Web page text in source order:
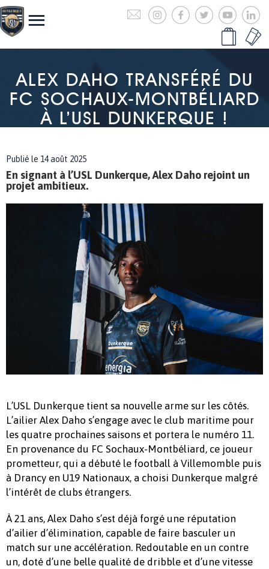
ALEX DAHO TRANSFÉRÉ DU
FC SOCHAUX-MONTBÉLIARD
À L’USL DUNKERQUE !
Publié le 14 août 2025
En signant à l’USL Dunkerque, Alex Daho rejoint un
projet ambitieux.
L’USL Dunkerque tient sa nouvelle arme sur les côtés.
L’ailier Alex Daho s’engage avec le club maritime pour
les quatre prochaines saisons et portera le numéro 11.
En provenance du FC Sochaux-Montbéliard, ce joueur
prometteur, qui a débuté le football à Villemomble puis
à Drancy en U19 Nationaux, a choisi Dunkerque malgré
l’intérêt de clubs étrangers.
À 21 ans, Alex Daho s’est déjà forgé une réputation
d’ailier d’élimination, capable de faire basculer un
match sur une accélération. Redoutable en un contre
un, doté d’une belle qualité de dribble et d’une vitesse